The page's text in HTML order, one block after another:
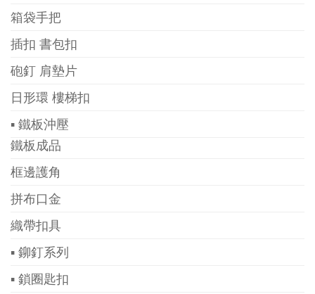
箱袋手把
插扣 書包扣
砲釘 肩墊片
日形環 樓梯扣
▪ 鐵板沖壓
鐵板成品
框邊護角
拼布口金
織帶扣具
▪ 鉚釘系列
▪ 鎖圈匙扣